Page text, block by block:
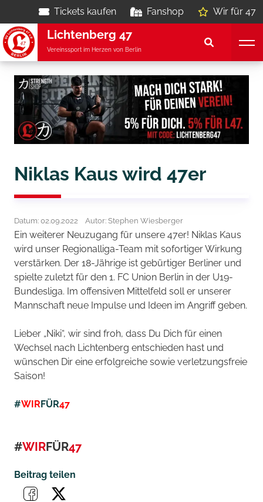
Tickets kaufen Fanshop Wir für 47
Lichtenberg 47
Vereinssport im Herzen von Berlin
Niklas Kaus wird 47er
Datum: 02.09.2022 Autor: Stephen Wiesberger
Ein weiterer Neuzugang für unsere 47er! Niklas Kaus
wird unser Regionalliga-Team mit sofortiger Wirkung
verstärken. Der 18-Jährige ist gebürtiger Berliner und
spielte zuletzt für den 1. FC Union Berlin in der U19-
Bundesliga. Im offensiven Mittelfeld soll er unserer
Mannschaft neue Impulse und Ideen im Angriff geben.
Lieber „Niki“, wir sind froh, dass Du Dich für einen
Wechsel nach Lichtenberg entschieden hast und
wünschen Dir eine erfolgreiche sowie verletzungsfreie
Saison!
#WIRFÜR47
#WIRFÜR47
Beitrag teilen